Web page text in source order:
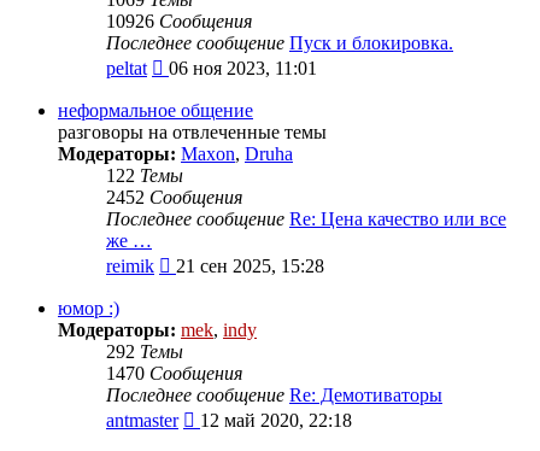
10926 Сообщения
Последнее сообщение Пуск и блокировка.
peltat
Перейти
последнему
сообщению
06 ноя 2023, 11:01
неформальное общение
разговоры на отвлеченные темы
Модераторы: Maxon, Druha
122 Темы
2452 Сообщения
Последнее сообщение Re: Цена качество или все
же …
reimik
Перейти
сообщению
21 сен 2025, 15:28
юмор :)
Модераторы: mek, indy
292 Темы
1470 Сообщения
Последнее сообщение Re: Демотиваторы
antmaster
Перейти
12 май 2020, 22:18